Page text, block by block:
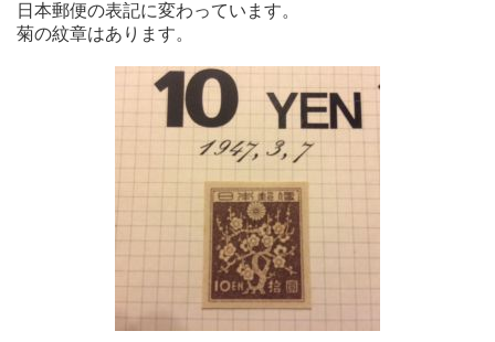
日本郵便の表記に変わっています。
菊の紋章はあります。